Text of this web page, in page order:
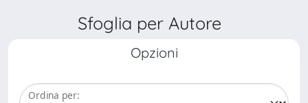
Sfoglia per Autore
Opzioni
Ordina per: